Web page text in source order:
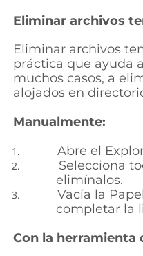
Eliminar archivos
Eliminar archivos
práctica que ayuda
muchos casos, a
alojados en
Manualmente:
Abre el
Selecciona
elimínalos.
Vacía la
completar la
Con la herramienta